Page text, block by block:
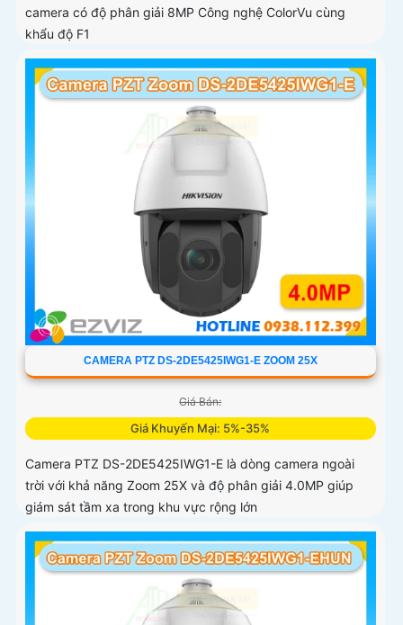
camera có độ phân giải 8MP Công nghệ ColorVu cùng
khẩu độ F1
CAMERA PTZ DS-2DE5425IWG1-E ZOOM 25X
Giá Bán:
Giá Khuyến Mại: 5%-35%
Camera PTZ DS-2DE5425IWG1-E là dòng camera ngoài
trời với khả năng Zoom 25X và độ phân giải 4.0MP giúp
giám sát tầm xa trong khu vực rộng lớn